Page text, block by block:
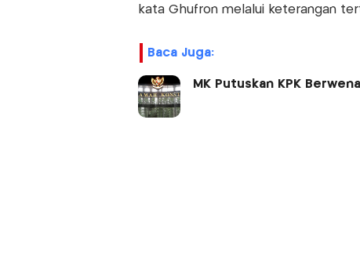
kata Ghufron melalui keterangan
Baca Juga:
MK Putuskan KPK